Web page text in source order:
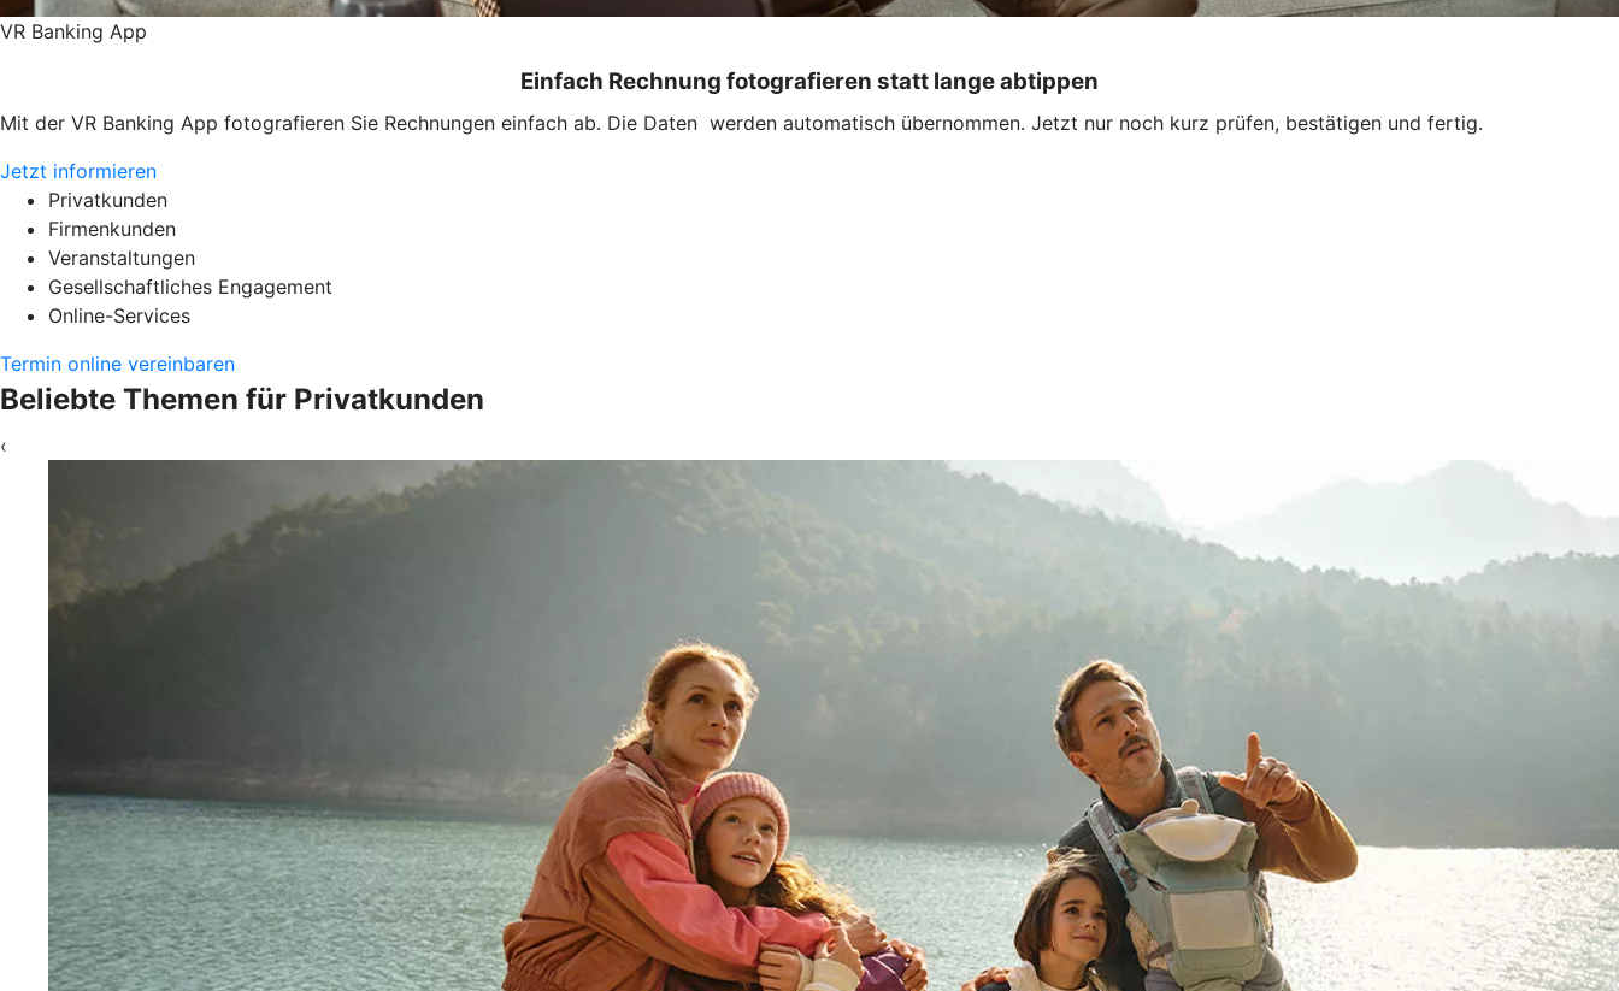
VR Banking App
Einfach Rechnung fotografieren statt lange abtippen
Mit der VR Banking App fotografieren Sie Rechnungen einfach ab. Die Daten werden automatisch übernommen. Jetzt nur noch kurz prüfen, bestätigen und fertig.
Jetzt informieren
Privatkunden
Firmenkunden
Veranstaltungen
Gesellschaftliches Engagement
Online-Services
Termin online vereinbaren
Beliebte Themen für Privatkunden
‹